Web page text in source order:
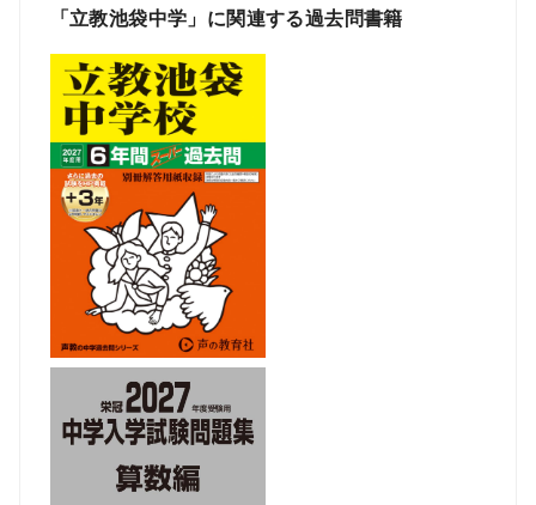
「立教池袋中学」に関連する過去問書籍